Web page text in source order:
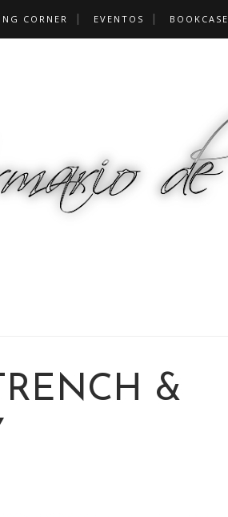
CORNER EVENTOS BOOKCASE
&